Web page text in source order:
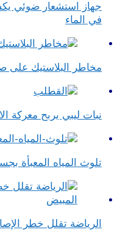
جهاز استشعار ضوئي
في الماء
مخاطر البلاستيك على
نبات ليبي يربح معركة
تلوث المياه المعبأة
الرياضة تقلل خطر